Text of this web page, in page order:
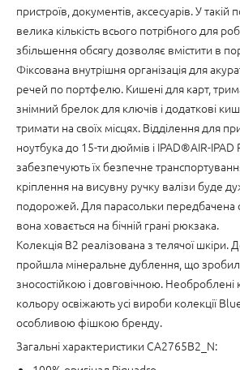
пристроїв, документів, аксесуарів. У такій
велика кількість всього потрібного для
збільшення обсягу дозволяє вмістити в
Фіксована внутрішня організація для
речей по портфелю. Кишені для карт,
знімний брелок для ключів і додаткові
тримати на своїх місцях. Відділення для
ноутбука до 15-ти дюймів і IPAD®AIR-IPAD
забезпечують їх безпечне
кріплення на висувну ручку валізи буде
подорожей. Для парасольки передбачена
вона ховається на бічній грані рюкзака.
Колекція B2 реалізована з телячої шкіри.
пройшла мінеральне дублення, що
зносостійкою і довговічною. Необроблені
кольору освіжають усі вироби колекції
особливою фішкою бренду.
Загальні характеристики CA2765B2_N: